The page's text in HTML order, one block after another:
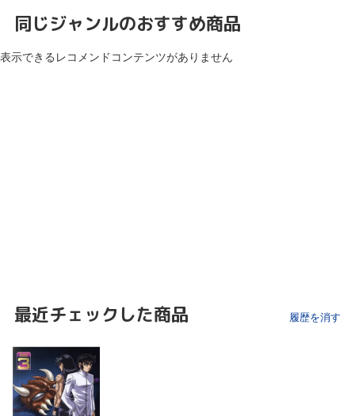
同じジャンルのおすすめ商品
表示できるレコメンドコンテンツがありません
最近チェックした商品 履歴を消す